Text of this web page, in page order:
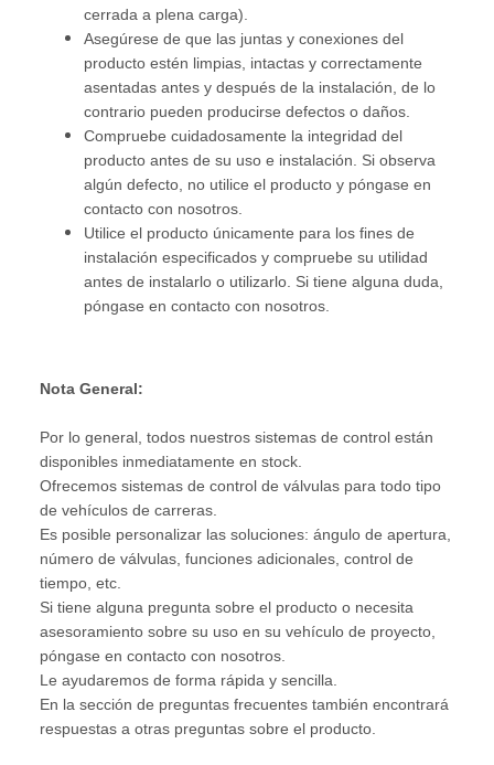
cerrada a plena carga).
Asegúrese de que las juntas y conexiones del
producto estén limpias, intactas y correctamente
asentadas antes y después de la instalación, de lo
contrario pueden producirse defectos o daños.
Compruebe cuidadosamente la integridad del
producto antes de su uso e instalación. Si observa
algún defecto, no utilice el producto y póngase en
contacto con nosotros.
Utilice el producto únicamente para los fines de
instalación especificados y compruebe su utilidad
antes de instalarlo o utilizarlo. Si tiene alguna duda,
póngase en contacto con nosotros.
Nota General:
Por lo general, todos nuestros sistemas de control están
disponibles inmediatamente en stock.
Ofrecemos sistemas de control de válvulas para todo tipo
de vehículos de carreras.
Es posible personalizar las soluciones: ángulo de apertura,
número de válvulas, funciones adicionales, control de
tiempo, etc.
Si tiene alguna pregunta sobre el producto o necesita
asesoramiento sobre su uso en su vehículo de proyecto,
póngase en contacto con nosotros.
Le ayudaremos de forma rápida y sencilla.
En la sección de preguntas frecuentes también encontrará
respuestas a otras preguntas sobre el producto.